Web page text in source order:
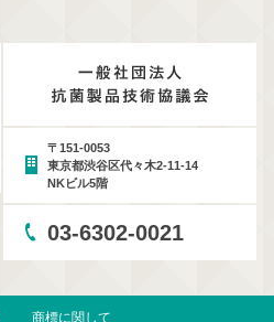
〒151-0053
東京都渋谷区代々木2-11-14
NKビル5階
03-6302-0021
商標に関して